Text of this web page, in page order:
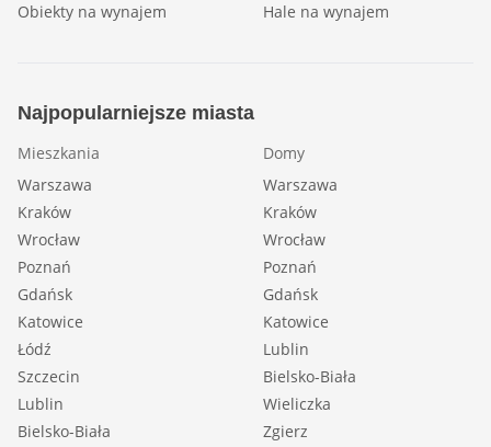
Obiekty na wynajem
Hale na wynajem
Najpopularniejsze miasta
Mieszkania
Warszawa
Kraków
Wrocław
Poznań
Gdańsk
Katowice
Łódź
Szczecin
Lublin
Bielsko-Biała
Domy
Warszawa
Kraków
Wrocław
Poznań
Gdańsk
Katowice
Lublin
Bielsko-Biała
Wieliczka
Zgierz